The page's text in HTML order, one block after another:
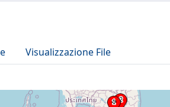
Visualizzazione File